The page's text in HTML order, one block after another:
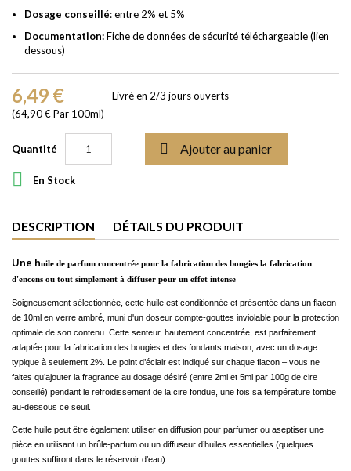
Dosage conseillé: entre 2% et 5%
Documentation:Fiche de données de sécurité téléchargeable (lien
dessous)
6,49 €
(64,90 € Par 100ml)
Livré en 2/3 jours ouverts
Quantité  Ajouter au panier
 En Stock
DESCRIPTION DÉTAILS DU PRODUIT
Une huile de parfum concentrée pour la fabrication des bougies la fabrication
d'encens ou tout simplement à diffuser pour un effet intense
Soigneusement sélectionnée, cette huile est conditionnée et présentée dans un flacon
de 10ml en verre ambré, muni d'un doseur compte-gouttes inviolable pour la protection
optimale de son contenu. Cette senteur, hautement concentrée, est parfaitement
adaptée pour la fabrication des bougies et des fondants maison, avec un dosage
typique à seulement 2%. Le point d’éclair est indiqué sur chaque flacon – vous ne
faites qu’ajouter la fragrance au dosage désiré (entre 2ml et 5ml par 100g de cire
conseillé) pendant le refroidissement de la cire fondue, une fois sa température tombe
au-dessous ce seuil.
Cette huile peut être également utiliser en diffusion pour parfumer ou aseptiser une
pièce en utilisant un brûle-parfum ou un diffuseur d’huiles essentielles (quelques
gouttes suffiront dans le réservoir d’eau).